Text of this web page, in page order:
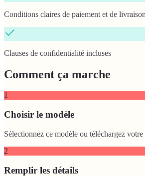
Conditions claires de paiement et de livraison
Clauses de confidentialité incluses
Comment ça marche
1
Choisir le modèle
Sélectionnez ce modèle ou téléchargez
2
Remplir les détails